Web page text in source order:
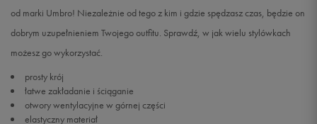
od marki Umbro! Niezależnie od tego z kim i gdzie spędzasz czas, będzie on
dobrym uzupełnieniem Twojego outfitu. Sprawdź, w jak wielu stylówkach
możesz go wykorzystać.
prosty krój
łatwe zakładanie i ściąganie
otwory wentylacyjne w górnej części
elastyczny materiał